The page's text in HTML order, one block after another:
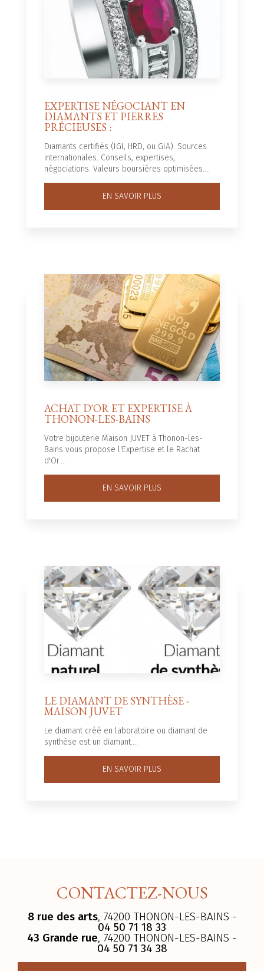
EXPERTISE NÉGOCIANT EN
DIAMANTS ET PIERRES
PRÉCIEUSES :
Diamants certifiés (IGI, HRD, ou GIA). Sources
internationales. Conseils, expertises,
négociations. Valeurs boursières optimisées....
EN SAVOIR PLUS
ACHAT D'OR ET EXPERTISE À
THONON-LES-BAINS
Votre bijouterie Maison JUVET à Thonon-les-
Bains vous propose l'Expertise et le Rachat
d'Or....
EN SAVOIR PLUS
LE DIAMANT DE SYNTHÈSE -
MAISON JUVET
Le diamant créé en laboratoire ou diamant de
synthèse est un diamant....
EN SAVOIR PLUS
CONTACTEZ-NOUS
8 rue des arts, 74200 THONON-LES-BAINS -
04 50 71 18 33
43 Grande rue, 74200 THONON-LES-BAINS -
04 50 71 34 38